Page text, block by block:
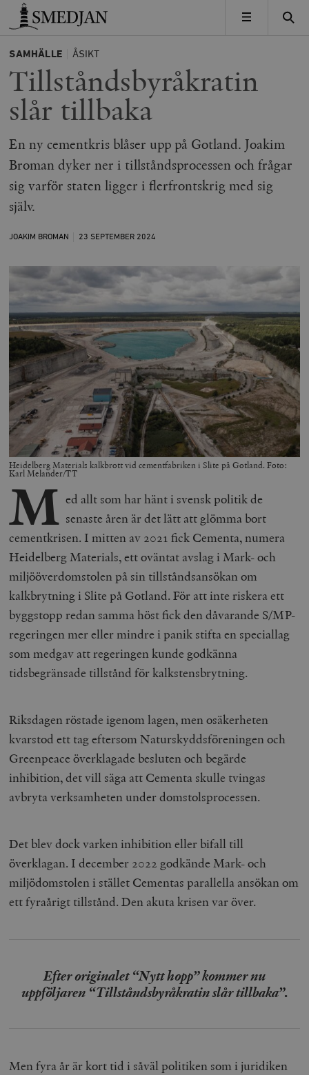
Timbro
MENY
SAMHÄLLE ÅSIKT
Tillståndsbyråkratin
slår tillbaka
En ny cementkris blåser upp på Gotland. Joakim
Broman dyker ner i tillståndsprocessen och frågar
sig varför staten ligger i flerfrontskrig med sig
själv.
JOAKIM BROMAN 23 SEPTEMBER 2024
Heidelberg Materials kalkbrott vid cementfabriken i Slite på Gotland. Foto:
Karl Melander/TT
M ed allt som har hänt i svensk politik de
senaste åren är det lätt att glömma bort
cementkrisen. I mitten av 2021 fick Cementa, numera
Heidelberg Materials, ett oväntat avslag i Mark- och
miljööverdomstolen på sin tillståndsansökan om
kalkbrytning i Slite på Gotland. För att inte riskera ett
byggstopp redan samma höst fick den dåvarande S/MP-
regeringen mer eller mindre i panik stifta en speciallag
som medgav att regeringen kunde godkänna
tidsbegränsade tillstånd för kalkstensbrytning.
Riksdagen röstade igenom lagen, men osäkerheten
kvarstod ett tag eftersom Naturskyddsföreningen och
Greenpeace överklagade besluten och begärde
inhibition, det vill säga att Cementa skulle tvingas
avbryta verksamheten under domstolsprocessen.
Det blev dock varken inhibition eller bifall till
överklagan. I december 2022 godkände Mark- och
miljödomstolen i stället Cementas parallella ansökan om
ett fyraårigt tillstånd. Den akuta krisen var över.
Efter originalet “Nytt hopp” kommer nu
uppföljaren “Tillståndsbyråkratin slår tillbaka”.
Men fyra år är kort tid i såväl politiken som i juridiken